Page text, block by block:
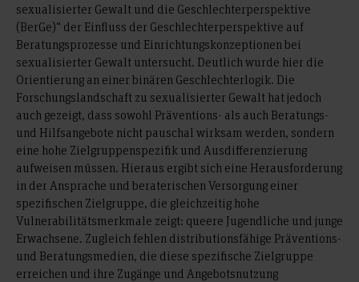
sexualisierter Gewalt und die Geschlechterperspektive
(BerGe)“ der Einfluss der Geschlechterperspektive auf
Beratungsprozesse und Einrichtungskonzeptionen bei
sexualisierter Gewalt untersucht. Deutlich wurde hier die
Orientierung an einer binären Geschlechterlogik. Die
Forschungslandschaft zu sexualisierter Gewalt hat jedoch
auch gezeigt, dass sowohl Präventions- als auch Beratungs-
und Hilfsangebote nicht pauschal wirksam werden, sondern
eine hohe Zielgruppenspezifik und Ausdifferenzierung
aufweisen müssen. Hieraus ergibt sich eine Herausforderung
in der Ansprache und beraterischen Versorgung einer
spezifischen Zielgruppe, die gleichzeitig hohe
Vulnerabilitätsmerkmale zeigt: queere Jugendliche und junge
Erwachsene. Zugleich fehlen distributionsfähige Präventions-
und Beratungsmedien, die diese spezifische Zielgruppe
erreichen und ihre Zugänge und Angebotsnutzung